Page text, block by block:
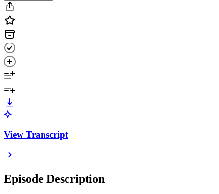
View Transcript
Episode Description